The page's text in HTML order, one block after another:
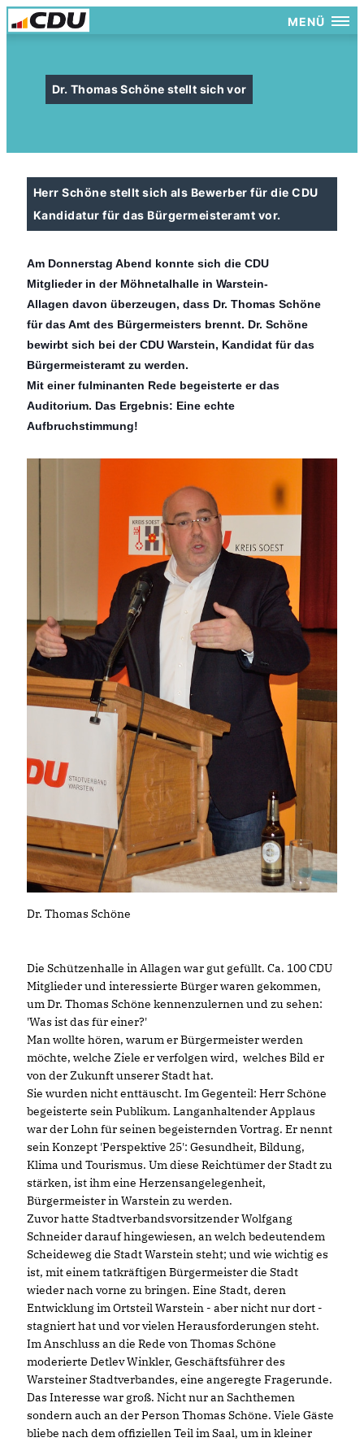
MENÜ
Dr. Thomas Schöne stellt sich vor
Herr Schöne stellt sich als Bewerber für die CDU
Kandidatur für das Bürgermeisteramt vor.
Am Donnerstag Abend konnte sich die CDU
Mitglieder in der Möhnetalhalle in Warstein-
Allagen davon überzeugen, dass Dr. Thomas Schöne
für das Amt des Bürgermeisters brennt. Dr. Schöne
bewirbt sich bei der CDU Warstein, Kandidat für das
Bürgermeisteramt zu werden.
Mit einer fulminanten Rede begeisterte er das
Auditorium. Das Ergebnis: Eine echte
Aufbruchstimmung!
Dr. Thomas Schöne
Die Schützenhalle in Allagen war gut gefüllt. Ca. 100 CDU
Mitglieder und interessierte Bürger waren gekommen,
um Dr. Thomas Schöne kennenzulernen und zu sehen:
'Was ist das für einer?'
Man wollte hören, warum er Bürgermeister werden
möchte, welche Ziele er verfolgen wird, welches Bild er
von der Zukunft unserer Stadt hat.
Sie wurden nicht enttäuscht. Im Gegenteil: Herr Schöne
begeisterte sein Publikum. Langanhaltender Applaus
war der Lohn für seinen begeisternden Vortrag. Er nennt
sein Konzept 'Perspektive 25': Gesundheit, Bildung,
Klima und Tourismus. Um diese Reichtümer der Stadt zu
stärken, ist ihm eine Herzensangelegenheit,
Bürgermeister in Warstein zu werden.
Zuvor hatte Stadtverbandsvorsitzender Wolfgang
Schneider darauf hingewiesen, an welch bedeutendem
Scheideweg die Stadt Warstein steht; und wie wichtig es
ist, mit einem tatkräftigen Bürgermeister die Stadt
wieder nach vorne zu bringen. Eine Stadt, deren
Entwicklung im Ortsteil Warstein - aber nicht nur dort -
stagniert hat und vor vielen Herausforderungen steht.
Im Anschluss an die Rede von Thomas Schöne
moderierte Detlev Winkler, Geschäftsführer des
Warsteiner Stadtverbandes, eine angeregte Fragerunde.
Das Interesse war groß. Nicht nur an Sachthemen
sondern auch an der Person Thomas Schöne. Viele Gäste
bliebe nach dem offiziellen Teil im Saal, um in kleiner